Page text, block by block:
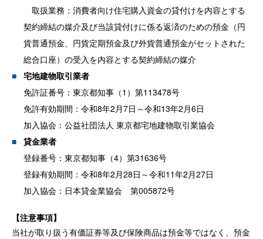
取扱業務：消費者向け住宅購入資金の貸付けを内容とする
契約締結の媒介及び当該貸付けに係る返済のための預金（円
貨普通預金、円貨定期預金及び外貨普通預金がセットされた
総合口座）の受入を内容とする契約締結の媒介
宅地建物取引業者
免許証番号：東京都知事（1）第113478号
免許有効期間：令和8年2月7日～令和13年2月6日
加入協会：公益社団法人 東京都宅地建物取引業協会
貸金業者
登録番号：東京都知事（4）第31636号
登録有効期間：令和8年2月28日～令和11年2月27日
加入協会：日本貸金業協会 第005872号
【注意事項】
当社が取り扱う有価証券等及び保険商品は預金等ではなく、預金